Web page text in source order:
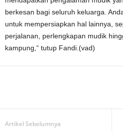
berkesan bagi seluruh keluarga.
untuk mempersiapkan hal lainnya,
perjalanan, perlengkapan mudik
kampung,“ tutup Fandi.(vad)
Artikel Sebelumnya